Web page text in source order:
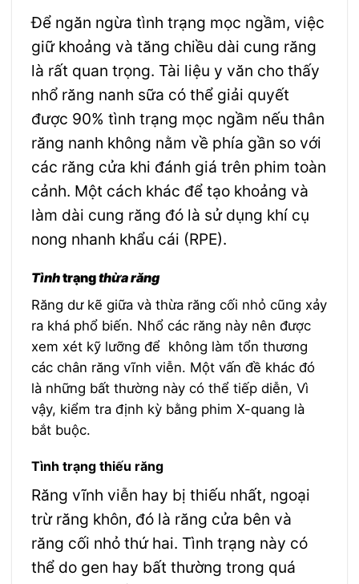
Để ngăn ngừa tình trạng mọc ngầm, việc
giữ khoảng và tăng chiều dài cung răng
là rất quan trọng. Tài liệu y văn cho thấy
nhổ răng nanh sữa có thể giải quyết
được 90% tình trạng mọc ngầm nếu thân
răng nanh không nằm về phía gần so với
các răng cửa khi đánh giá trên phim toàn
cảnh. Một cách khác để tạo khoảng và
làm dài cung răng đó là sử dụng khí cụ
nong nhanh khẩu cái (RPE).
Tìnhtrạngthừa răng
Răng dư kẽ giữa và thừa răng cối nhỏ cũng xảy
ra khá phổ biến. Nhổ các răng này nên được
xem xét kỹ lưỡng để không làm tổn thương
các chân răng vĩnh viễn. Một vấn đề khác đó
là những bất thường này có thể tiếp diễn, Vì
vậy, kiểm tra định kỳ bằng phim X-quang là
bắt buộc.
Tình trạng thiếu răng
Răng vĩnh viễn hay bị thiếu nhất, ngoại
trừ răng khôn, đó là răng cửa bên và
răng cối nhỏ thứ hai. Tình trạng này có
thể do gen hay bất thường trong quá